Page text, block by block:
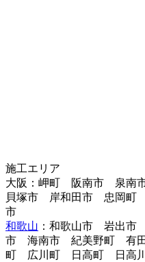
施工エリア
大阪：岬町 阪南市 泉
貝塚市 岸和田市 忠岡
市
和歌山 ：和歌山市 岩出
市 海南市 紀美野町 有
町 広川町 日高町 日高